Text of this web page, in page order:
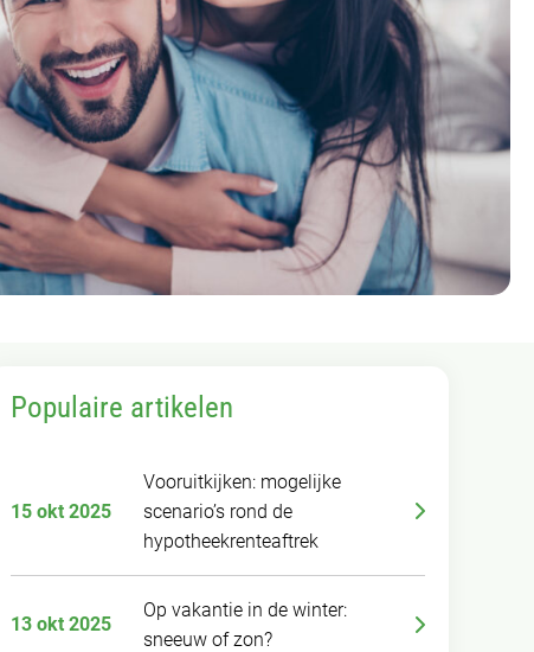
Populaire artikelen
15 okt 2025
Vooruitkijken: mogelijke
scenario’s rond de
hypotheekrenteaftrek
13 okt 2025
Op vakantie in de winter:
sneeuw of zon?